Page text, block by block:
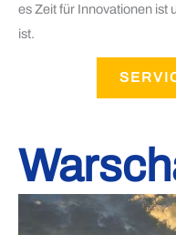
es Zeit für Innovationen ist
ist.